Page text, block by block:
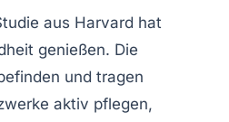
aus Harvard hat
genießen. Die
und tragen
aktiv pflegen,